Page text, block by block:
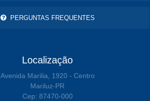
PERGUNTAS FREQUENTES
Localização
Avenida Marilia, 1920 - Centro
Mariluz-PR
Cep: 87470-000